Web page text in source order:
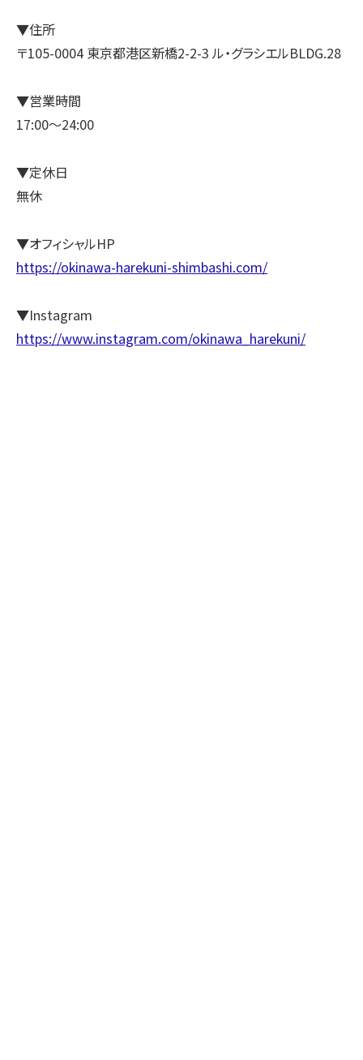
▼住所
〒105-0004 東京都港区新橋2-2-3 ル・グラシエルBLDG.28
▼営業時間
17:00～24:00
▼定休日
無休
▼オフィシャルHP
https://okinawa-harekuni-shimbashi.com/
▼Instagram
https://www.instagram.com/okinawa_harekuni/